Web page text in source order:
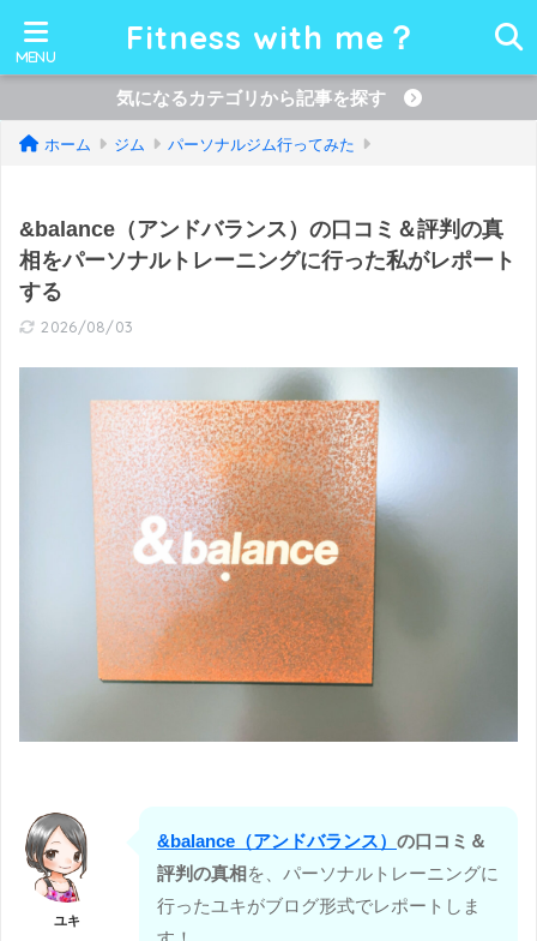
Fitness with me？
気になるカテゴリから記事を探す
ホーム ジム パーソナルジム行ってみた
&balance（アンドバランス）の口コミ＆評判の真
相をパーソナルトレーニングに行った私がレポート
する
2026/08/03
ユキ
&balance（アンドバランス） の口コミ＆
評判の真相を、パーソナルトレーニングに
行ったユキがブログ形式でレポートしま